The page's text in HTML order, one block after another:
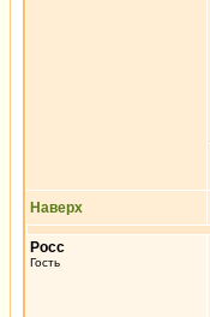
Наверх
Росс
Гость